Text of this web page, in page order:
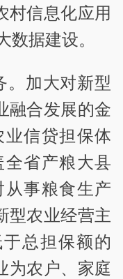
村信息化应用
数据建设。
。加大对新型
融合发展的金
信贷担保体
省产粮大县
事粮食生产
型农业经营主
总担保额的
为农户、家庭